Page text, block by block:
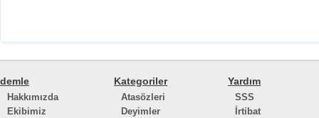
demle
Hakkımızda
Ekibimiz
Kategoriler
Atasözleri
Deyimler
Yardım
SSS
İrtibat